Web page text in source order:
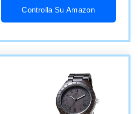
Controlla Su Amazon